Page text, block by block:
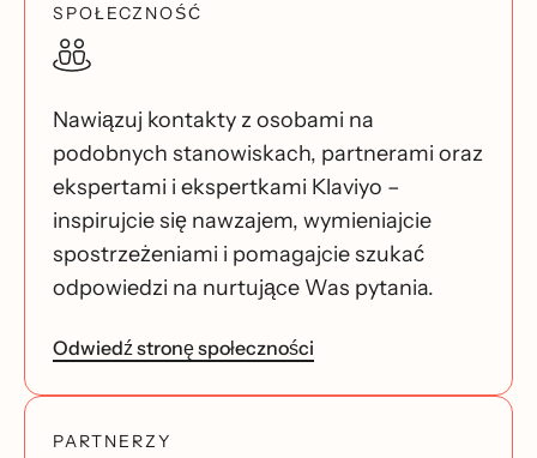
SPOŁECZNOŚĆ
Nawiązuj kontakty z osobami na
podobnych stanowiskach, partnerami oraz
ekspertami i ekspertkami Klaviyo –
inspirujcie się nawzajem, wymieniajcie
spostrzeżeniami i pomagajcie szukać
odpowiedzi na nurtujące Was pytania.
Odwiedź stronę społeczności
PARTNERZY